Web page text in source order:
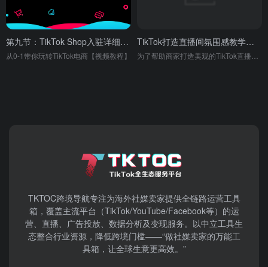
第九节：TikTok Shop入驻详细步骤流程
从0-1带你玩转TikTok电商【视频教程】
TikTok打造直播间氛围感教学视频
TKTOC跨境导航​专注为海外社媒卖家提供全链路运营工具
箱，覆盖主流平台（TikTok/YouTube/Facebook等）​的运
营、直播、广告投放、数据分析及变现服务。以中立工具生
态整合行业资源，降低跨境门槛——“做社媒卖家的万能工
具箱，让全球生意更高效。”